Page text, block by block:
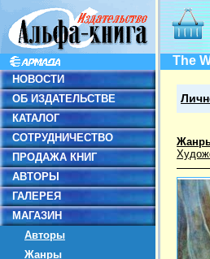
НОВОСТИ
ОБ ИЗДАТЕЛЬСТВЕ
КАТАЛОГ
СОТРУДНИЧЕСТВО
ПРОДАЖА КНИГ
АВТОРЫ
ГАЛЕРЕЯ
МАГАЗИН
Авторы
Жанры
The